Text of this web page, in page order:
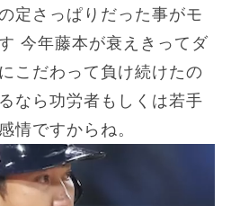
定さっぱりだった事がモ
今年藤本が衰えきってダ
こだわって負け続けたの
なら功労者もしくは若手
情ですからね。